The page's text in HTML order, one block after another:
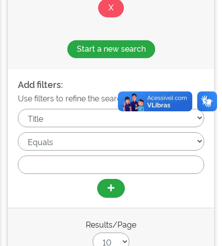
Start a new search
Add filters:
Use filters to refine the search results.
Results/Page